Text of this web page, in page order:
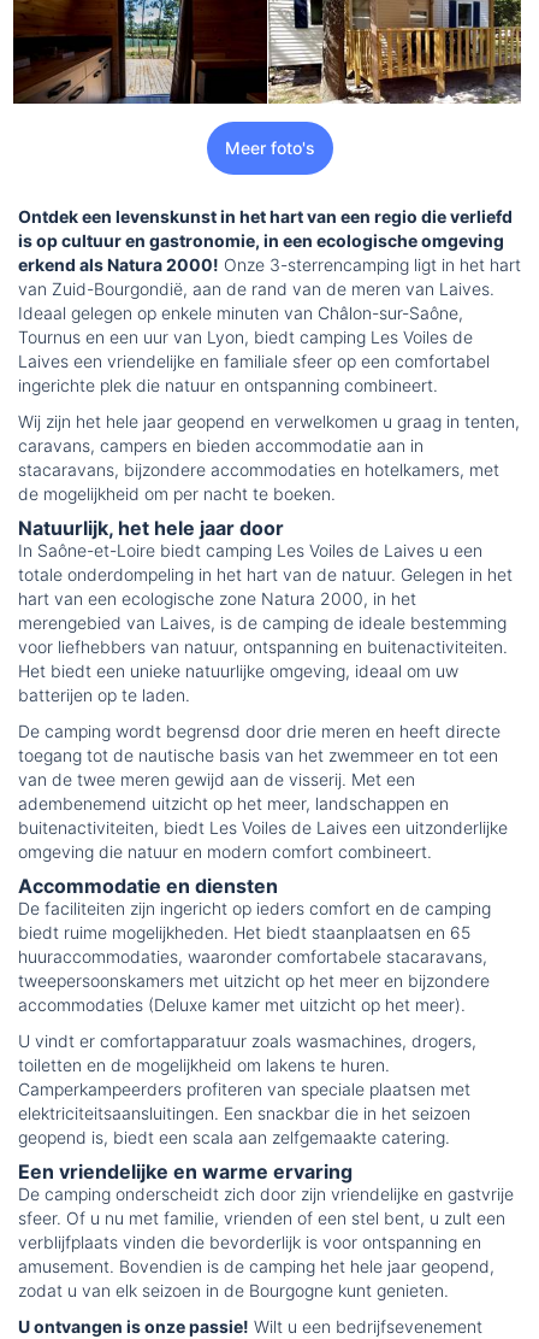
Meer foto's
Ontdek een levenskunst in het hart van een regio die verliefd
is op cultuur en gastronomie, in een ecologische omgeving
erkend als Natura 2000! Onze 3-sterrencamping ligt in het hart
van Zuid-Bourgondië, aan de rand van de meren van Laives.
Ideaal gelegen op enkele minuten van Châlon-sur-Saône,
Tournus en een uur van Lyon, biedt camping Les Voiles de
Laives een vriendelijke en familiale sfeer op een comfortabel
ingerichte plek die natuur en ontspanning combineert.
Wij zijn het hele jaar geopend en verwelkomen u graag in tenten,
caravans, campers en bieden accommodatie aan in
stacaravans, bijzondere accommodaties en hotelkamers, met
de mogelijkheid om per nacht te boeken.
Natuurlijk, het hele jaar door
In Saône-et-Loire biedt camping Les Voiles de Laives u een
totale onderdompeling in het hart van de natuur. Gelegen in het
hart van een ecologische zone Natura 2000, in het
merengebied van Laives, is de camping de ideale bestemming
voor liefhebbers van natuur, ontspanning en buitenactiviteiten.
Het biedt een unieke natuurlijke omgeving, ideaal om uw
batterijen op te laden.
De camping wordt begrensd door drie meren en heeft directe
toegang tot de nautische basis van het zwemmeer en tot een
van de twee meren gewijd aan de visserij. Met een
adembenemend uitzicht op het meer, landschappen en
buitenactiviteiten, biedt Les Voiles de Laives een uitzonderlijke
omgeving die natuur en modern comfort combineert.
Accommodatie en diensten
De faciliteiten zijn ingericht op ieders comfort en de camping
biedt ruime mogelijkheden. Het biedt staanplaatsen en 65
huuraccommodaties, waaronder comfortabele stacaravans,
tweepersoonskamers met uitzicht op het meer en bijzondere
accommodaties (Deluxe kamer met uitzicht op het meer).
U vindt er comfortapparatuur zoals wasmachines, drogers,
toiletten en de mogelijkheid om lakens te huren.
Camperkampeerders profiteren van speciale plaatsen met
elektriciteitsaansluitingen. Een snackbar die in het seizoen
geopend is, biedt een scala aan zelfgemaakte catering.
Een vriendelijke en warme ervaring
De camping onderscheidt zich door zijn vriendelijke en gastvrije
sfeer. Of u nu met familie, vrienden of een stel bent, u zult een
verblijfplaats vinden die bevorderlijk is voor ontspanning en
amusement. Bovendien is de camping het hele jaar geopend,
zodat u van elk seizoen in de Bourgogne kunt genieten.
U ontvangen is onze passie! Wilt u een bedrijfsevenement